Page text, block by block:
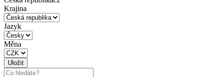
Krajina
Jazyk
Měna